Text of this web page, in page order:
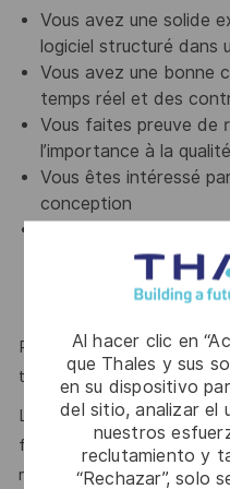
Al hacer clic en
que Thales y sus
en su dispositivo
del sitio, analizar el
nuestros
reclutamiento y
“Rechazar”, solo
Vous avez une solide
logiciel structuré dans
Vous avez une bonne
temps réel et des
Vous faites preuve de
l’importance à la
Vous êtes intéressé
conception
mettant en œuvre les
technologies/
conteneurs,
Par ailleurs, une
temps réel complexe est
Le dynamisme, l’esprit
force de proposition sont
reconnait ?